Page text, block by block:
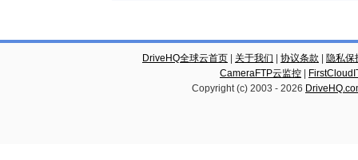
DriveHQ全球云首页 关于我们 协议条款
隐私保
CameraFTP云监控
Copyright (c) 2003 - 2026